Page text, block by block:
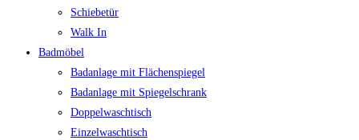
Schiebetür
Walk In
Badmöbel
Badanlage mit Flächenspiegel
Badanlage mit Spiegelschrank
Doppelwaschtisch
Einzelwaschtisch